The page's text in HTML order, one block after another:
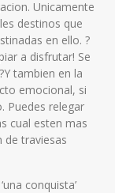
Unicamente
destinos que
en ello. ?
a disfrutar! Se
tambien en la
emocional, si
Puedes relegar
cual esten mas
de traviesas
conquista’